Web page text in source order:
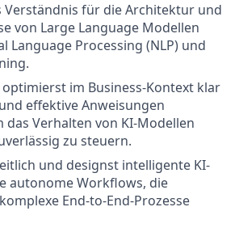
Verständnis für die Architektur und
von Large Language Modellen
Language Processing (NLP) und
im Business-Kontext klar
effektive Anweisungen
das Verhalten von KI-Modellen
zu steuern.
und designst intelligente KI-
autonome Workflows, die
End-to-End-Prozesse